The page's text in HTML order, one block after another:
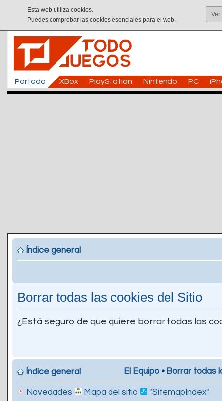
Esta web utiliza cookies.
Puedes comprobar las cookies esenciales para el web.
Ver
Portada XBox PlayStation Nintendo PC
Índice general
Borrar todas las cookies del Sitio
¿Está seguro de que quiere borrar todas las
Índice general El Equipo • Borrar todas
Novedades Mapa del sitio "SitemapIndex"